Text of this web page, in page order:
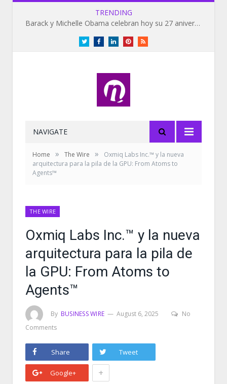
TRENDING
Barack y Michelle Obama celebran hoy su 27 aniversario de bodas
TwitterFacebookLinkedInPinterestRSS
NAVIGATE
Home » The Wire »
Oxmiq Labs Inc.™ y la nueva
arquitectura para la pila de la GPU: From Atoms to
Agents™
THE WIRE
Oxmiq Labs Inc.™ y la nueva
arquitectura para la pila de
la GPU: From Atoms to
Agents™
By BUSINESS WIRE August 6, 2025
No
Comments
Share Tweet
Google+ +